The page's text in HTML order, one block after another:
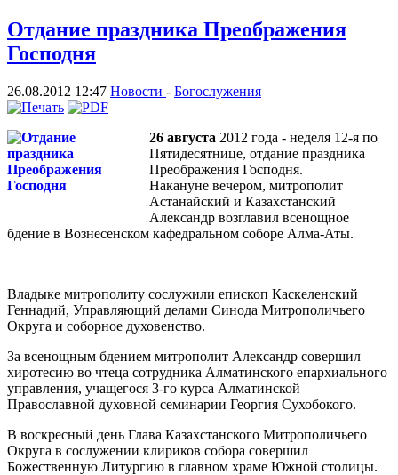
Отдание праздника Преображения
Господня
26.08.2012 12:47 Новости - Богослужения
26 августа 2012 года - неделя 12-я по
Пятидесятнице, отдание праздника
Преображения Господня.
Накануне вечером, митрополит
Астанайский и Казахстанский
Александр возглавил всенощное
бдение в Вознесенском кафедральном соборе Алма-Аты.
Владыке митрополиту сослужили епископ Каскеленский
Геннадий, Управляющий делами Синода Митрополичьего
Округа и соборное духовенство.
За всенощным бдением митрополит Александр совершил
хиротесию во чтеца сотрудника Алматинского епархиального
управления, учащегося 3-го курса Алматинской
Православной духовной семинарии Георгия Сухобокого.
В воскресный день Глава Казахстанского Митрополичьего
Округа в сослужении клириков собора совершил
Божественную Литургию в главном храме Южной столицы.